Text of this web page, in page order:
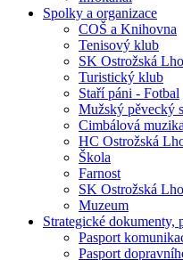
Spolky a organizace
COŠ a Knihovna
Tenisový klub
SK Ostrožská
Turistický klub
Staří páni - Fotbal
Mužský pěvecký
Cimbálová
HC Ostrožská
Škola
Farnost
SK Ostrožská
Muzeum
Strategické dokumenty,
Pasport
Pasport